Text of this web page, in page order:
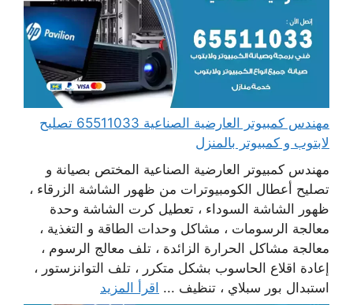
مهندس كمبيوتر العارضية الصناعية 65511033 تصليح
لابتوب و كمبيوتر بالمنزل
مهندس كمبيوتر العارضية الصناعية المختص بصيانة و
تصليح أعطال الكومبيوترات من ظهور الشاشة الزرقاء ،
ظهور الشاشة السوداء ، تعطيل كرت الشاشة وحدة
معالجة الرسومات ، مشاكل وحدات الطاقة و التغذية ،
معالجة مشاكل الحرارة الزائدة ، تلف معالج الرسوم ،
إعادة اقلاع الحاسوب بشكل متكرر ، تلف التوانزستور ،
استبدال بور سبلاي ، تنظيف ... اقرأ المزيد